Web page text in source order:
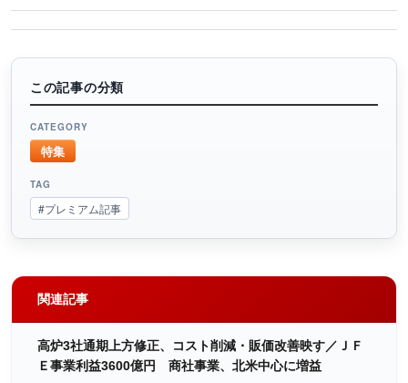
この記事の分類
CATEGORY
特集
TAG
#プレミアム記事
関連記事
高炉3社通期上方修正、コスト削減・販価改善映す／ＪＦ
Ｅ事業利益3600億円 商社事業、北米中心に増益